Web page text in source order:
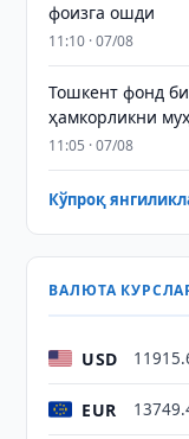
фоизга ошди
11:10 · 07/08
Тошкент фонд
ҳамкорликни
11:05 · 07/08
Кўпроқ
ВАЛЮТА
USD
EUR